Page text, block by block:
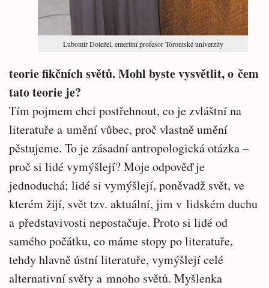
Lubomír Doležel, emeritní profesor Torontské univerzity
teorie fikčních světů. Mohl byste vysvětlit, o čem
tato teorie je?
Tím pojmem chci postřehnout, co je zvláštní na
literatuře a umění vůbec, proč vlastně umění
pěstujeme. To je zásadní antropologická otázka –
proč si lidé vymýšlejí? Moje odpověď je
jednoduchá; lidé si vymýšlejí, poněvadž svět, ve
kterém žijí, svět tzv. aktuální, jim v lidském duchu
a představivosti nepostačuje. Proto si lidé od
samého počátku, co máme stopy po literatuře,
tehdy hlavně ústní literatuře, vymýšlejí celé
alternativní světy a mnoho světů. Myšlenka